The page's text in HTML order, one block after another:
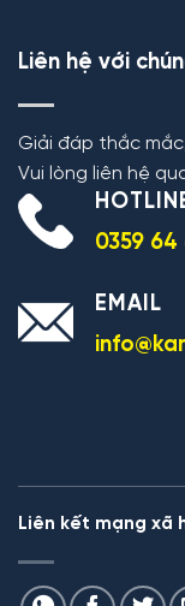
Liên hệ với
Giải đáp thắc
Vui lòng liên hệ
0359 64
EMAIL
Liên kết mạng xã